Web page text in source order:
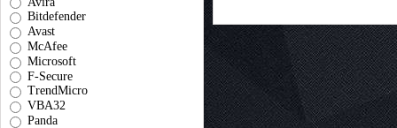
Bitdefender
Avast
McAfee
Microsoft
F-Secure
TrendMicro
VBA32
Panda